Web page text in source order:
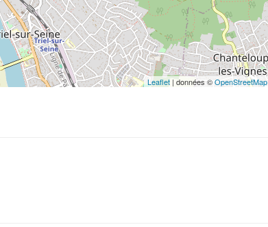
Leaflet| données ©OpenStreetMap